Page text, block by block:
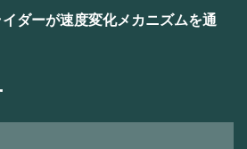
ダーが速度変化メカニズムを通